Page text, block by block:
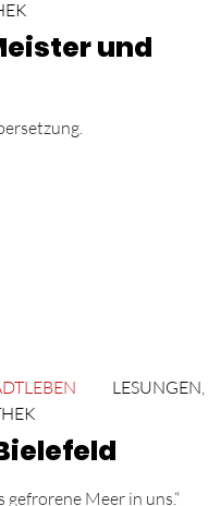
und
LESUNGEN,
gefrorene Meer in uns.“